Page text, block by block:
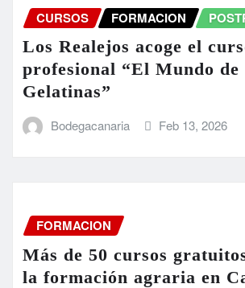
CURSOS FORMACION
Los Realejos acoge el
profesional “El Mundo de
Gelatinas”
Bodegacanaria Feb 13, 2026
FORMACION
Más de 50 cursos
la formación agraria en